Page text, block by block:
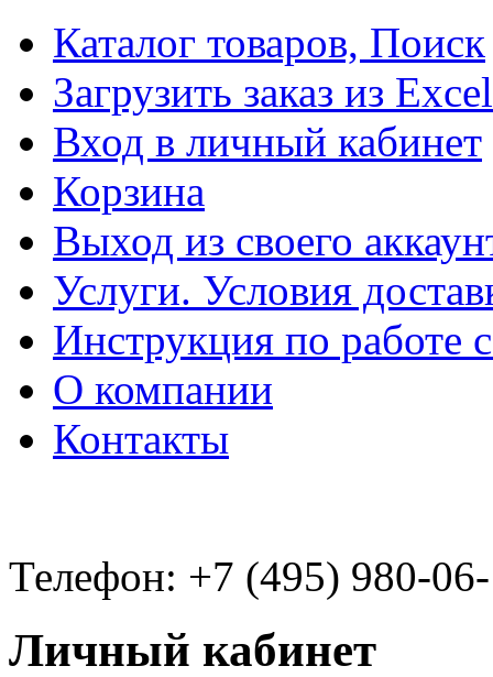
Каталог товаров, Поиск
Загрузить заказ из Excel
Вход в личный кабинет
Корзина
Выход из своего
Услуги. Условия
Инструкция по работе
О компании
Контакты
Телефон: +7 (495) 980-
Личный кабинет